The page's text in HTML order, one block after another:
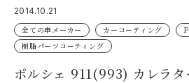
2014.10.21
全ての車メーカー
カーコーティング
樹脂パーツコーティング
ポルシェ 911(993) カレラ